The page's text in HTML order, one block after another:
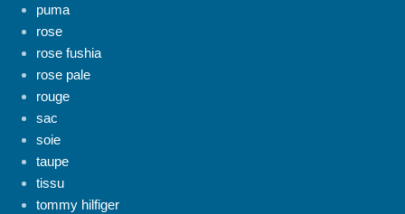
puma
rose
rose fushia
rose pale
rouge
sac
soie
taupe
tissu
tommy hilfiger